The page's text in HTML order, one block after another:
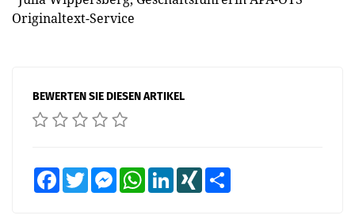
Originaltext-Service
BEWERTEN SIE DIESEN ARTIKEL
FacebookTwitter MessengerWhatsAppLinkedInXING